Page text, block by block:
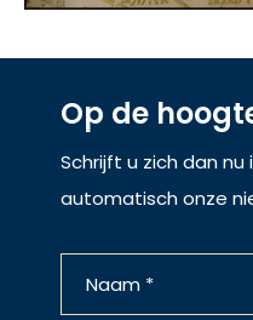
Op de
Schrijft u zich dan
automatisch onze